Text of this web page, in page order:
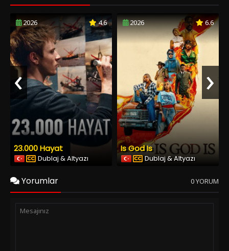
2026 4.6
23.000 Hayat
Dublaj & Altyazı
2026 6.6
Is God Is
Dublaj & Altyazı
‹ ›
Yorumlar 0 YORUM